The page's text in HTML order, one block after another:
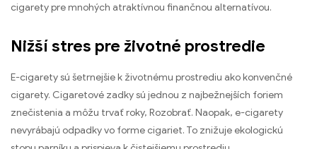
cigarety pre mnohých atraktívnou finančnou alternatívou.
Nižší stres pre životné prostredie
E-cigarety sú šetrnejšie k životnému prostrediu ako konvenčné
cigarety. Cigaretové zadky sú jednou z najbežnejších foriem
znečistenia a môžu trvať roky, Rozobrať. Naopak, e-cigarety
nevyrábajú odpadky vo forme cigariet. To znižuje ekologickú